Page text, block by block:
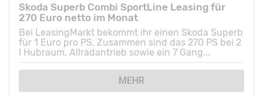
Skoda Superb Combi SportLine Leasing für
270 Euro netto im Monat
Bei LeasingMarkt bekommt ihr einen Skoda Superb
für 1 Euro pro PS. Zusammen sind das 270 PS bei 2
l Hubraum, Allradantrieb sowie ein 7 Gang...
MEHR